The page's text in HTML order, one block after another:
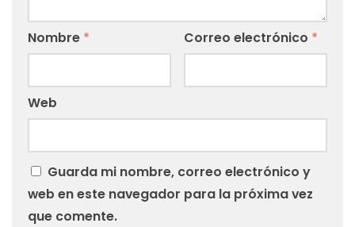
Nombre * Correo electrónico *
Web
Guarda mi nombre, correo electrónico y
web en este navegador para la próxima vez
que comente.